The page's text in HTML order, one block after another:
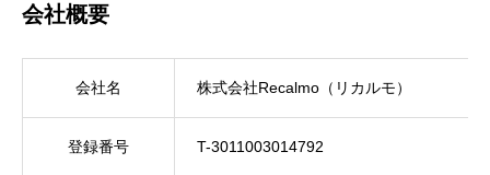
会社概要
会社名 株式会社Recalmo（リカルモ）
登録番号 T-3011003014792